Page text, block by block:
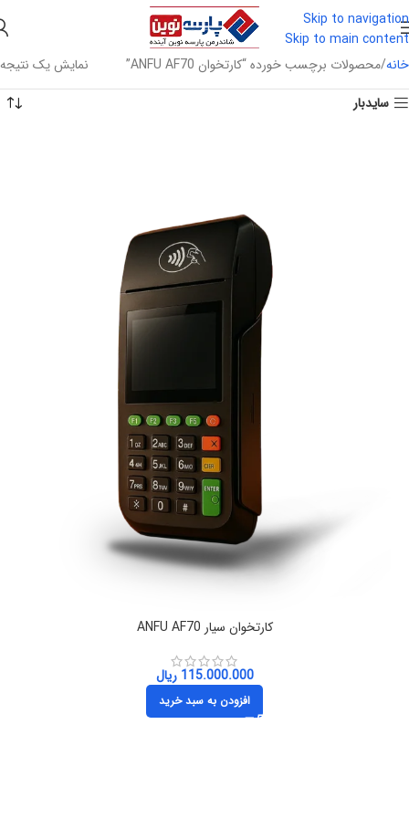
Skip to navigation
Skip to main content
خانه محصولات برچسب خورده “کارتخوان ANFU AF70”
نمایش یک نتیجه
سایدبار
کارتخوان سیار ANFU AF70
115.000.000 ریال
افزودن به سبد خرید